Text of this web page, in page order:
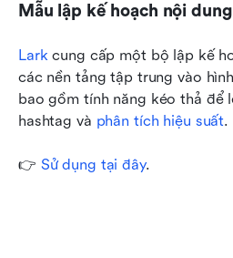
Mẫu lập kế hoạch nội
Lark cung cấp một bộ lập kế
các nền tảng tập trung vào
bao gồm tính năng kéo thả để
hashtag và phân tích hiệu suất.
👉 Sử dụng tại đây.